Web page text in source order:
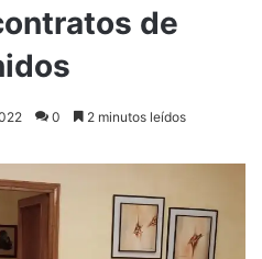
de
0 2 minutos leídos